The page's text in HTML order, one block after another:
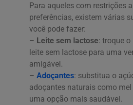
Para aqueles com restrições
preferências, existem várias
você pode fazer:
– Leite sem lactose: troque
leite sem lactose para uma
amigável.
– Adoçantes: substitua o
adoçantes naturais como
uma opção mais saudável.